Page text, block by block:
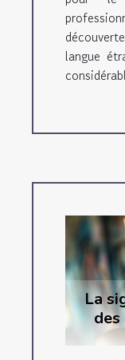
langue
La